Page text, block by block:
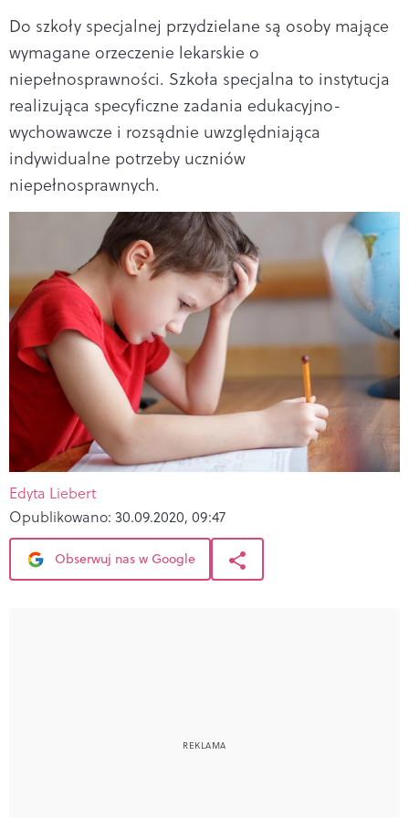
Do szkoły specjalnej przydzielane są osoby mające
wymagane orzeczenie lekarskie o
niepełnosprawności. Szkoła specjalna to instytucja
realizująca specyficzne zadania edukacyjno-
wychowawcze i rozsądnie uwzględniająca
indywidualne potrzeby uczniów
niepełnosprawnych.
Edyta Liebert
Opublikowano: 30.09.2020, 09:47
Obserwuj nas w Google